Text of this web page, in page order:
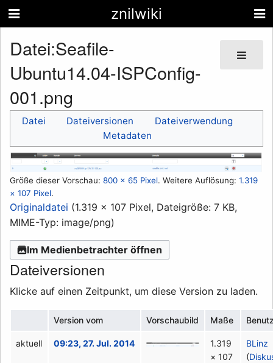
znilwiki
Datei:Seafile-
Ubuntu14.04-ISPConfig-
001.png
Datei Dateiversionen
Dateiverwendung
Metadaten
Größe dieser Vorschau: 800 × 65 Pixel. Weitere Auflösung: 1.319
× 107 Pixel.
Originaldatei (1.319 × 107 Pixel, Dateigröße: 7 KB,
MIME-Typ: image/png)
Im Medienbetrachter öffnen
Dateiversionen
Klicke auf einen Zeitpunkt, um diese Version zu laden.
Version vom Vorschaubild Maße
aktuell 09:23, 27. Jul. 2014
1.319
× 107
BLinz
(